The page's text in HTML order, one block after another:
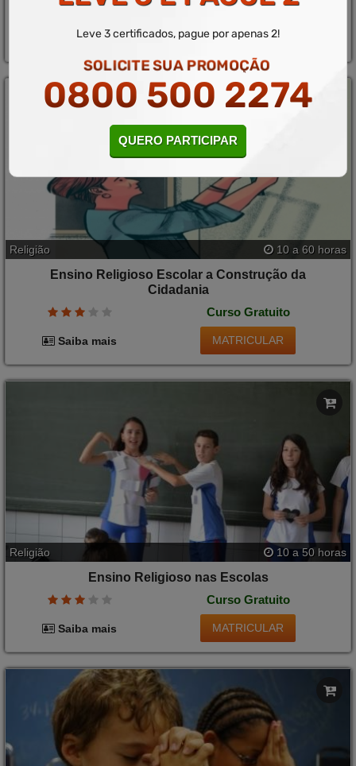
Curso Gratuito
Saiba mais MATRICULAR
Religião 10 a 60 horas
Ensino Religioso Escolar a Construção da
Cidadania
Curso Gratuito
Saiba mais MATRICULAR
Religião 10 a 50 horas
Ensino Religioso nas Escolas
Curso Gratuito
Saiba mais MATRICULAR
Leve 3 certificados, pague por apenas 2!
SOLICITE SUA PROMOÇÃO
0800 500 2274
QUERO PARTICIPAR